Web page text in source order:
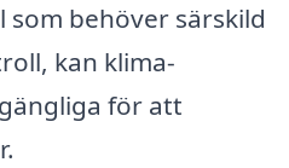
som behöver särskild
kan klima-
för att